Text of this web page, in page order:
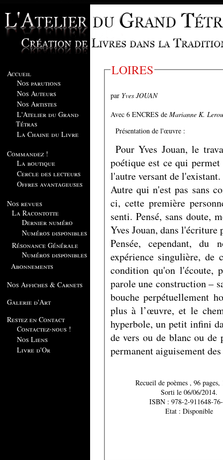
Accueil
Nos parutions
Nos Auteurs
Nos Artistes
L'Atelier du Grand
Tétras
La Chaine du Livre
Commandez !
La boutique
Cercle des lecteurs
Offres avantageuses
Nos revues
La Racontotte
Dernier numéro
Numéros disponibles
Résonance Générale
Numéros disponibles
Abonnements
Nos Affiches & Carnets
Galerie d'Art
Restez en Contact
Contactez-nous !
Nos Liens
Livre d'Or
LOIRES
par Yves JOUAN
Avec 6 ENCRES de Marianne K.
Présentation de l'œuvre :
Pour Yves Jouan, le
poétique est ce qui
l'autre versant de l'existant.
Autre qui n'est pas sans
ci, cette première
senti. Pensé, sans doute,
Yves Jouan, dans l'écriture
Pensée, cependant, du
expérience singulière,
condition qu'on l'écoute,
parole une construction –
bouche perpétuellement
plus à l’œuvre, et le
hyperbole, un petit infini
de vers ou de blanc ou de
permanent aiguisement des
Recueil de poèmes ,
Sorti le 06/06/2014.
ISBN : 978-2-911648-
Etat : Disponible